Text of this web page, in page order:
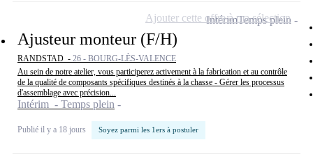
Ajusteur monteur (F/H)
RANDSTAD - 26 - BOURG-LÈS-VALENCE
Au sein de notre atelier, vous participerez activement à la fabrication et au contrôle
de la qualité de composants spécifiques destinés à la chasse - Gérer les processus
d'assemblage avec précision...
Intérim - Temps plein
Publié il y a 18 jours Soyez parmi les 1ers à postuler
IntérimTemps plein
Ajouter cette offre à ma sélection